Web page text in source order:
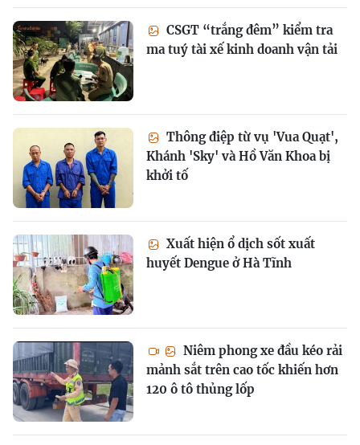
CSGT “trắng đêm” kiểm tra
ma tuý tài xế kinh doanh vận tải
Thông điệp từ vụ 'Vua Quạt',
Khánh 'Sky' và Hồ Văn Khoa bị
khởi tố
Xuất hiện ổ dịch sốt xuất
huyết Dengue ở Hà Tĩnh
Niêm phong xe đầu kéo rải
mảnh sắt trên cao tốc khiến hơn
120 ô tô thủng lốp